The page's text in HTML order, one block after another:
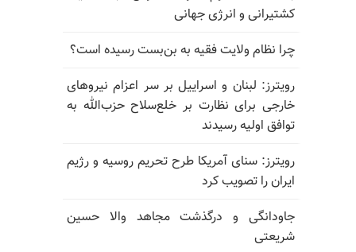
کشتیرانی و انرژی جهانی
چرا نظام ولایت فقیه به بن‌بست رسیده است؟
رویترز: لبنان و اسراییل بر سر اعزام نیروهای
خارجی برای نظارت بر خلع‌سلاح حزب‌الله به
توافق اولیه رسیدند
رویترز: سنای آمریکا طرح تحریم روسیه و رژیم
ایران را تصویب کرد
جاودانگی و درگذشت مجاهد والا حسین
شریعتی